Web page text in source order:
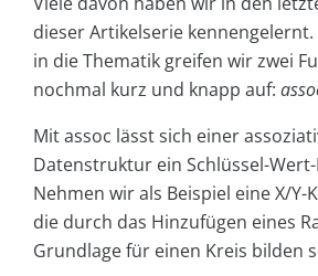
dieser Artikelserie
in die Thematik greifen wir zwei
nochmal kurz und knapp auf:
Mit assoc lässt sich einer
Datenstruktur ein Schlüssel-
Nehmen wir als Beispiel eine X/Y-
die durch das Hinzufügen eines
Grundlage für einen Kreis bilden